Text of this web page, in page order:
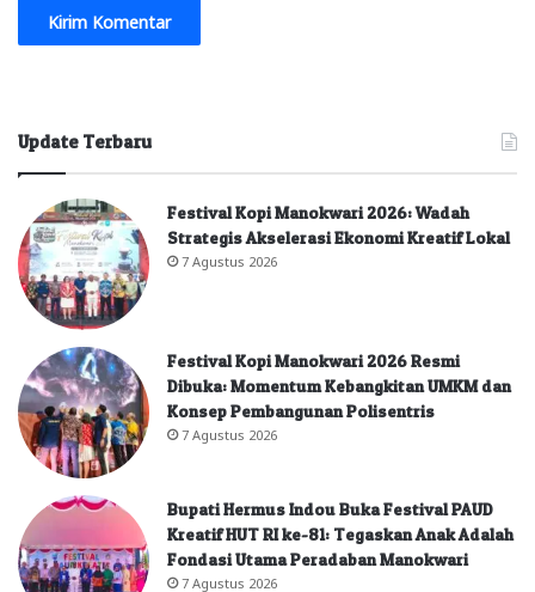
Update Terbaru
Festival Kopi Manokwari 2026: Wadah
Strategis Akselerasi Ekonomi Kreatif Lokal
7 Agustus 2026
Festival Kopi Manokwari 2026 Resmi
Dibuka: Momentum Kebangkitan UMKM dan
Konsep Pembangunan Polisentris
7 Agustus 2026
Bupati Hermus Indou Buka Festival PAUD
Kreatif HUT RI ke-81: Tegaskan Anak Adalah
Fondasi Utama Peradaban Manokwari
7 Agustus 2026